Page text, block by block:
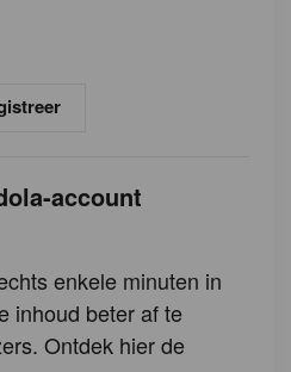
account
enkele minuten in
inhoud beter af te
Ontdek hier de